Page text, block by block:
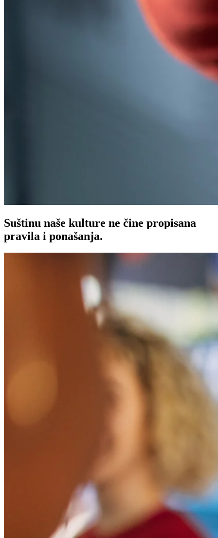
Suštinu naše kulture ne čine propisana
pravila i ponašanja.